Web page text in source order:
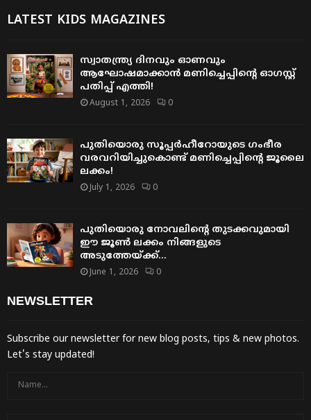
LATEST KIDS MAGAZINES
സ്വാതന്ത്ര്യ ദിനവും ഓണവും
ആഘോഷമാക്കാൻ മണിച്ചെപ്പിന്റെ ഓഗസ്റ്റ്
പതിപ്പ് എത്തി!
August 1, 2026 0
പുതിയൊരു സൂപ്പർഹീറോയുടെ ഗംഭീര
വരവറിയിച്ചുകൊണ്ട് മണിച്ചെപ്പിന്റെ ജൂലൈ
ലക്കം!
July 1, 2026 0
പുതിയൊരു നോവലിന്റെ തുടക്കവുമായി
ഈ ജൂൺ ലക്കം നിങ്ങളുടെ
അടുത്തേയ്ക്ക്…
June 1, 2026 0
NEWSLETTER
Subscribe our newsletter for new blog posts, tips & new photos.
Let's stay updated!